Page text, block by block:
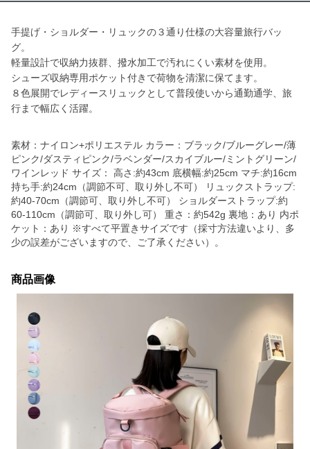
手提げ・ショルダー・リュックの３通り仕様の大容量旅行バッ
グ。
軽量設計で収納力抜群、撥水加工で汚れにくい素材を使用。
シューズ収納専用ポケット付きで荷物を清潔に保てます。
８色展開でレディースリュックとして普段使いから通勤通学、旅
行まで幅広く活躍。
素材：ナイロン+ポリエステル カラー：ブラック/ブルーグレー/薄
ピンク/ダスティピンク/ラベンダー/スカイブルー/ミントグリーン/
ワインレッド サイズ： 高さ:約43cm 底横幅:約25cm マチ:約16cm
持ち手:約24cm（調節不可、取り外し不可） リュックストラップ:
約40-70cm（調節可、取り外し不可） ショルダーストラップ:約
60-110cm（調節可、取り外し可） 重さ：約542g 裏地：あり 内ポ
ケット：あり ※すべて平置きサイズです（採寸方法違いより、多
少の誤差がございますので、ご了承ください）。
商品画像